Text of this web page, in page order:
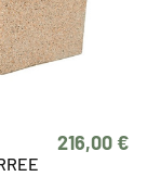
216,00 €